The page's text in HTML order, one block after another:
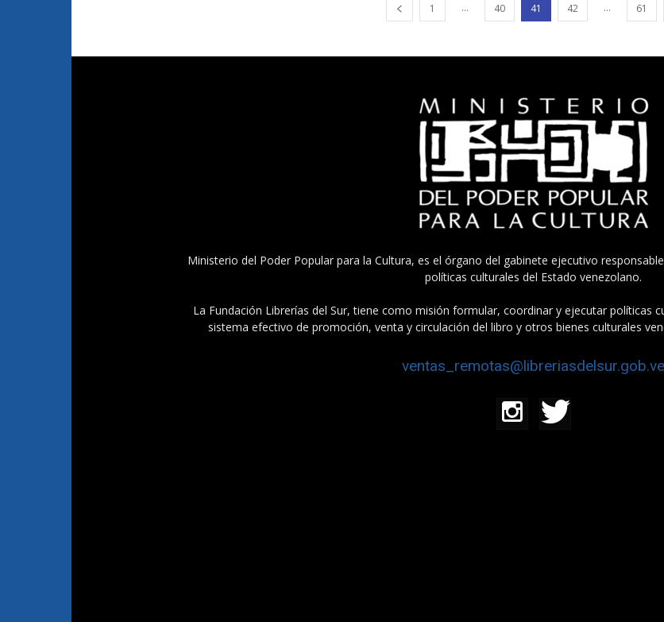
1 ... 40 41 42 ... 61
Ministerio del Poder Popular para la Cultura, es el órgano del gabinete ejecutivo
políticas culturales del Estado venezolano.
La Fundación Librerías del Sur, tiene como misión formular, coordinar y ejecutar políticas
sistema efectivo de promoción, venta y circulación del libro y otros bienes culturales
ventas_remotas@libreriasdelsur.gob.ve